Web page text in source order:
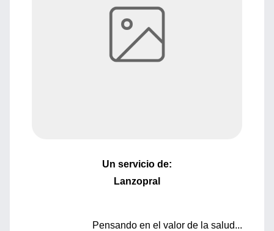
Un servicio de:
Lanzopral
Pensando en el valor de la salud...